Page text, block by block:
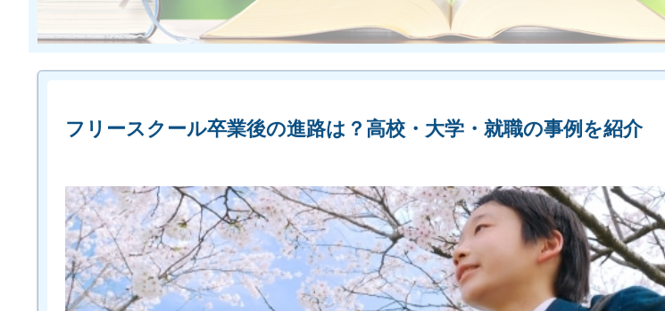
フリースクール卒業後の進路は？高校・大学・就職の事例を紹介